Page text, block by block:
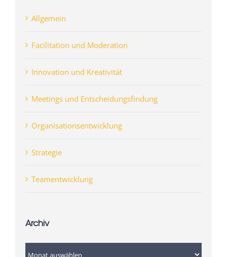
Allgemein
Facilitation und Moderation
Innovation und Kreativität
Meetings und Entscheidungsfindung
Organisationsentwicklung
Strategie
Teamentwicklung
Archiv
Archiv